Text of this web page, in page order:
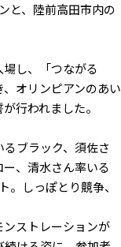
と、陸前高田市内の
し、「つながる
オリンピアンのあい
行われました。
ブラック、須佐さ
、清水さん率いる
しっぽとり競争、
ストレーションが